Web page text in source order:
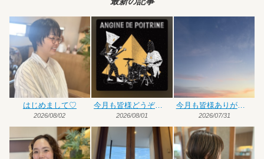
はじめまして♡
2026/08/02
今月も皆様どうぞよろしくお願いいたします
2026/08/01
今月も皆様ありがとうございました
2026/07/31